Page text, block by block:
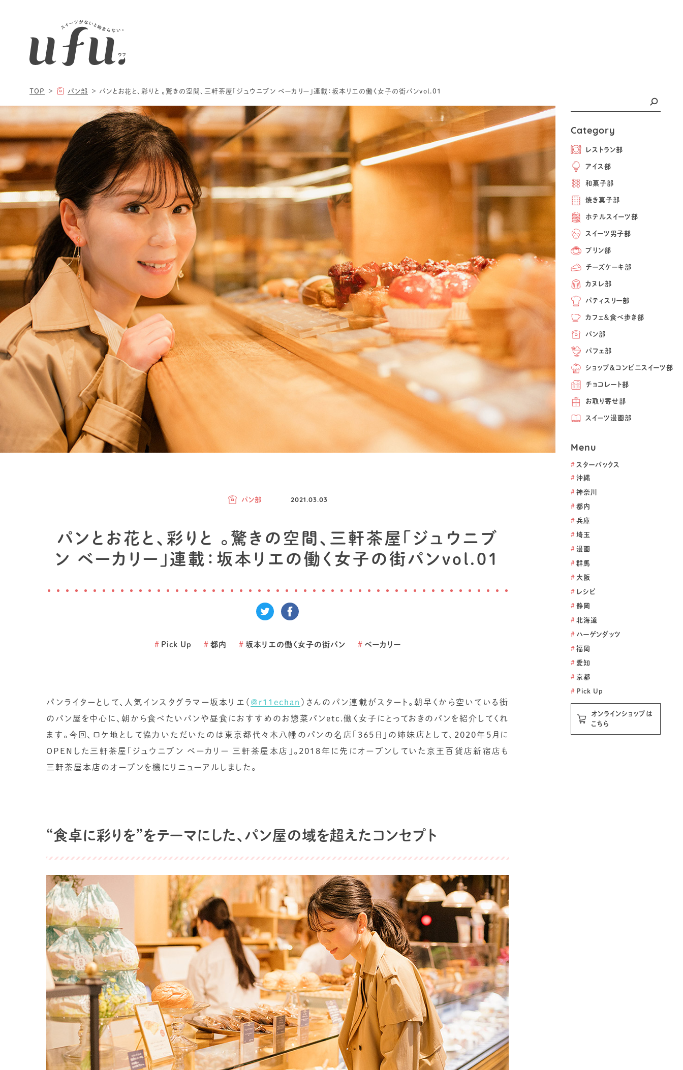
Category
レストラン部
アイス部
和菓子部
焼き菓子部
ホテルスイーツ部
スイーツ男子部
プリン部
チーズケーキ部
カヌレ部
パティスリー部
カフェ＆食べ歩き部
パン部
パフェ部
ショップ＆コンビニスイーツ部
チョコレート部
お取り寄せ部
スイーツ漫画部
Menu
# スターバックス
# 沖縄
# 神奈川
# 都内
# 兵庫
# 埼玉
# 漫画
# 群馬
# 大阪
# レシピ
# 静岡
# 北海道
# ハーゲンダッツ
# 福岡
# 愛知
# 京都
# Pick Up
オンラインショップは
こちら
TOP パン部 パンとお花と、彩りと 。驚きの空間、三軒茶屋「ジュウニブン ベーカリー」連載：坂本リエの働く女子の街パンvol.01
パン部 2021.03.03
パンとお花と、彩りと 。驚きの空間、三軒茶屋「ジュウニブ
ン ベーカリー」連載：坂本リエの働く女子の街パンvol.01
# Pick Up # 都内 # 坂本リエの働く女子の街パン # ベーカリー
パンライターとして、人気インスタグラマー坂本リエ（ @r11echan ）さんのパン連載がスタート。朝早くから空いている街
のパン屋を中心に、朝から食べたいパンや昼食におすすめのお惣菜パンetc.働く女子にとっておきのパンを紹介してくれ
ます。今回、ロケ地として協力いただいたのは東京都代々木八幡のパンの名店「365日」の姉妹店として、2020年5月に
OPENした三軒茶屋「ジュウニブン ベーカリー 三軒茶屋本店」。2018年に先にオープンしていた京王百貨店新宿店も
三軒茶屋本店のオープンを機にリニューアルしました。
“食卓に彩りを”をテーマにした、パン屋の域を超えたコンセプト